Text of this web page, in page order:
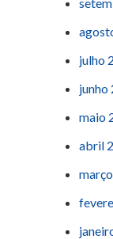
julho
junho
maio
abril